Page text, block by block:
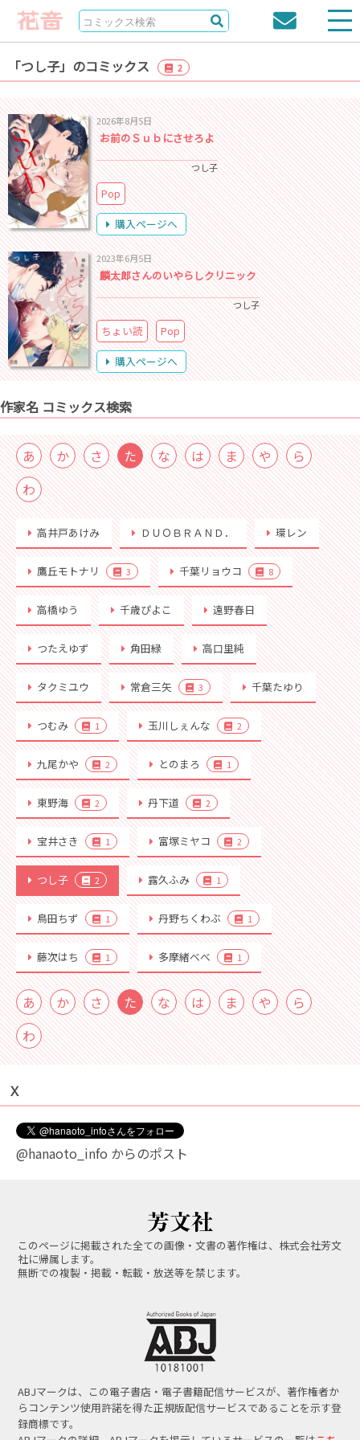
「つし子」のコミックス 2
2026年8月5日
お前のＳｕｂにさせろよ
つし子
Pop
購入ページへ
2023年6月5日
麟太郎さんのいやらしクリニック
つし子
ちょい読
Pop
購入ページへ
作家名 コミックス検索
あ か さ た な は ま や
ら
わ
高井戸あけみ ＤＵＯＢＲＡＮＤ． 環レン
鷹丘モトナリ 3 千葉リョウコ 8
高橋ゆう 千歳ぴよこ 遠野春日
つたえゆず 角田緑 高口里純
タクミユウ 常倉三矢 3 千葉たゆり
つむみ 1 玉川しぇんな 2
九尾かや 2 とのまろ 1
東野海 2 丹下道 2
宝井さき 1 富塚ミヤコ 2
つし子 2 露久ふみ 1
鳥田ちず 1 丹野ちくわぶ 1
藤次はち 1 多摩緒べべ 1
あ か さ た な は ま や
ら
わ
Ｘ
@hanaoto_info からのポスト
このページに掲載された全ての画像・文書の著作権は、株式会社芳文
社に帰属します。
無断での複製・掲載・転載・放送等を禁じます。
ABJマークは、この電子書店・電子書籍配信サービスが、著作権者か
らコンテンツ使用許諾を得た正規版配信サービスであることを示す登
録商標です。